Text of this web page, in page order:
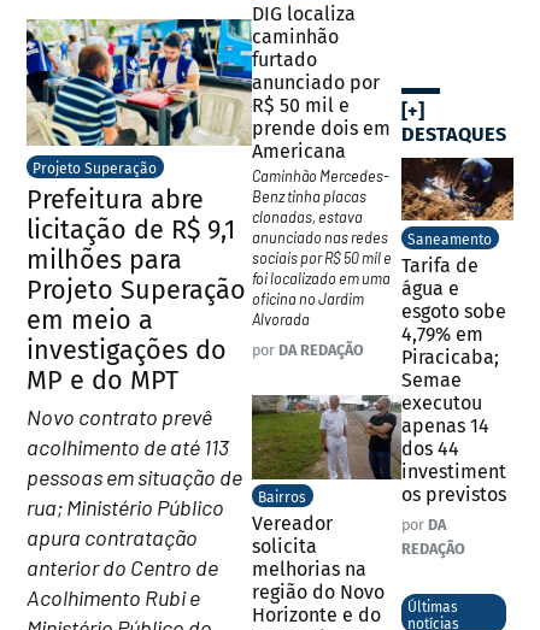
Projeto Superação
Prefeitura abre
licitação de R$ 9,1
milhões para
Projeto Superação
em meio a
investigações do
MP e do MPT
Novo contrato prevê
acolhimento de até 113
pessoas em situação de
rua; Ministério Público
apura contratação
anterior do Centro de
Acolhimento Rubi e
DIG localiza
caminhão
furtado
anunciado por
R$ 50 mil e
prende dois em
Americana
Caminhão Mercedes-
Benz tinha placas
clonadas, estava
anunciado nas redes
sociais por R$ 50 mil e
foi localizado em uma
oficina no Jardim
Alvorada
por DA REDAÇÃO
Bairros
Vereador
solicita
melhorias na
região do Novo
Horizonte e do
[+]
DESTAQUES
Saneamento
Tarifa de
água e
esgoto sobe
4,79% em
Piracicaba;
Semae
executou
apenas 14
dos 44
investiment
os previstos
por DA
REDAÇÃO
Últimas
notícias